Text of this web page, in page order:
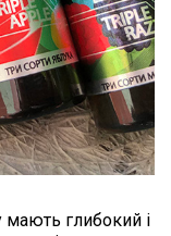
мають глибокий і